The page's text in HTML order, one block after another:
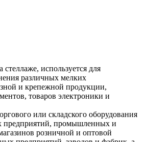
используется для
различных мелких
и крепежной продукции,
товаров электроники и
или складского оборудования
предприятий, промышленных и
розничной и оптовой